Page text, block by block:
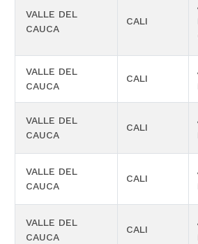
VALLE DEL
CAUCA
CALI
VALLE DEL
CAUCA
CALI
VALLE DEL
CAUCA
CALI
VALLE DEL
CAUCA
CALI
VALLE DEL
CAUCA
CALI